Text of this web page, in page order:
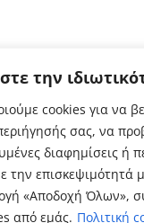
την
cookies για να
σας, να
διαφημίσεις ή
την επισκεψιμότητά
«Αποδοχή Όλων»,
από εμάς. Πολιτική